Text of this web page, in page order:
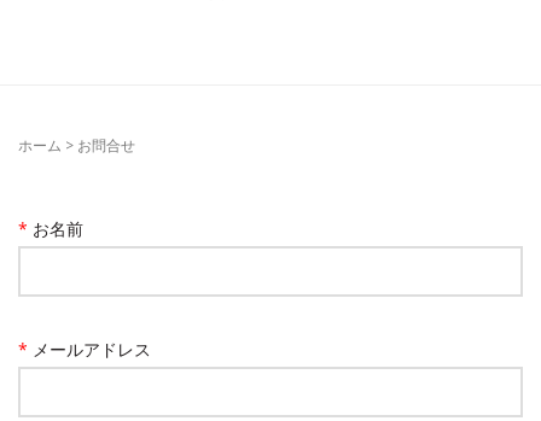
ホーム > お問合せ
* お名前
* メールアドレス